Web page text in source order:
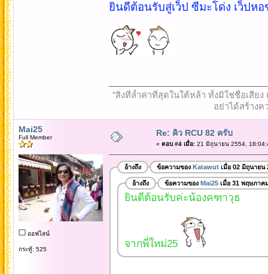
ยินดีต้อนรับสู่เว็ป ซีมะโด่ง เว็ปหอ
“สิ่งที่ล้ำค่าที่สุดในใต้หล้า ทั้งมิใช่ชื่อเสีย
อย่าได้สร้างค
Mai25
Full Member
ออฟไลน์
กระทู้: 525
Re: คิว RCU 82 ครับ
« ตอบ #4 เมื่อ:21 มิถุนายน 2554,
อ้างถึง ข้อความของ Katawutเมื่อ 02 มิถุนายน
อ้างถึง ข้อความของ Mai25เมื่อ 31 พฤษภาค
ยินดีต้อนรับค่ะน้องคฑาวุธ
จากพี่ใหม่25